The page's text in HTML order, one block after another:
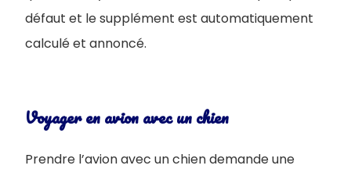
défaut et le supplément est automatiquement
calculé et annoncé.
Voyager en avion avec un chien
Prendre l’avion avec un chien demande une